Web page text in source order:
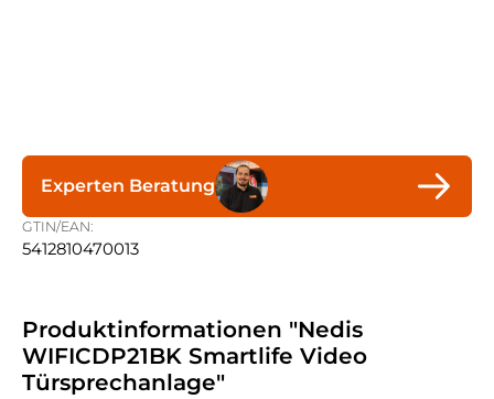
Experten Beratung
GTIN/EAN:
5412810470013
Produktinformationen "Nedis
WIFICDP21BK Smartlife Video
Türsprechanlage"